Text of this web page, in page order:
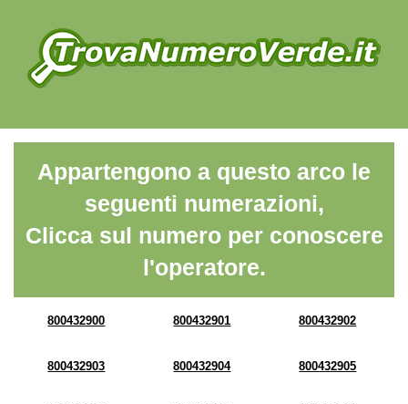
Appartengono a questo arco le
seguenti numerazioni,
Clicca sul numero per conoscere
l'operatore.
800432900 800432901 800432902
800432903 800432904 800432905